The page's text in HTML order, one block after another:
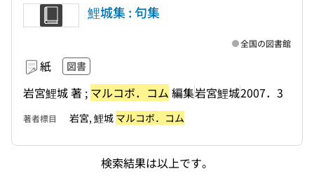
鯉城集 : 句集
紙 図書
岩宮鯉城 著 ; マルコボ．コム 編集岩宮鯉城2007．3
全国の図書館
著者標目 岩宮, 鯉城 マルコボ．コム
検索結果は以上です。